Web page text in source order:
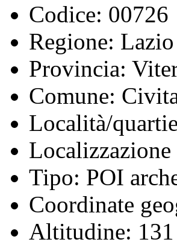
Codice: 00726
Regione: Lazio
Provincia:
Comune:
Località/
Localizzazione
Tipo: POI
Coordinate
Altitudine: